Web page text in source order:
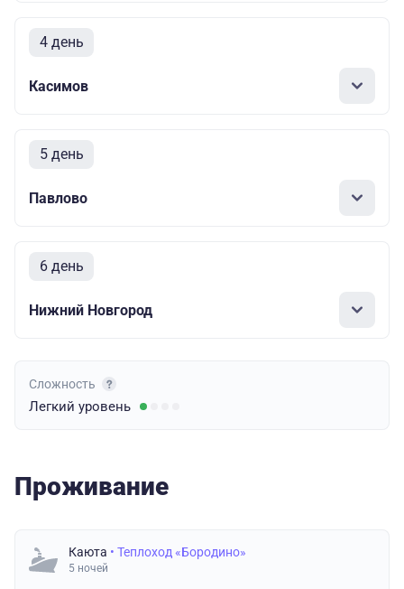
4 день
Касимов
5 день
Павлово
6 день
Нижний Новгород
Сложность
Легкий уровень
Проживание
Каюта • Теплоход «Бородино»
5 ночей